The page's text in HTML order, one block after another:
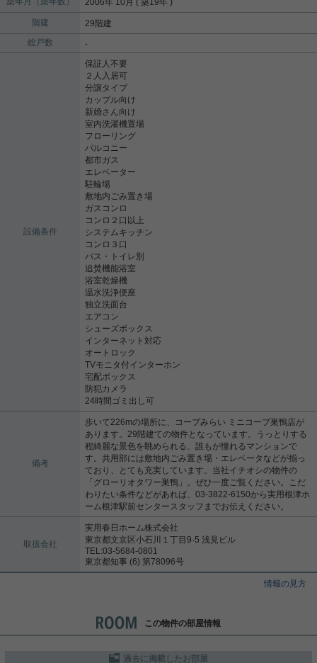
階建
29階建
総戸数
-
設備条件
保証人不要
２人入居可
分譲タイプ
カップル向け
新婚さん向け
室内洗濯機置場
フローリング
バルコニー
都市ガス
エレベーター
駐輪場
敷地内ごみ置き場
ガスコンロ
コンロ２口以上
システムキッチン
コンロ３口
バス・トイレ別
追焚機能浴室
浴室乾燥機
温水洗浄便座
独立洗面台
エアコン
シューズボックス
インターネット対応
オートロック
TVモニタ付インターホン
宅配ボックス
防犯カメラ
24時間ゴミ出し可
備考
歩いて226mの場所に、コープみらい ミニコープ巣鴨店が
あります。29階建ての物件となっています。うっとりする
程綺麗な景色を眺められる、誰もが憧れるマンションで
す。共用部には敷地内ごみ置き場・エレベータなどが揃っ
ており、とても充実しています。当社イチオシの物件の
「グローリオタワー巣鴨」。ぜひ一度ご覧ください。こだ
わりたい条件などがあれば、03-3822-6150から実用根津ホ
ーム根津駅前センタースタッフまでお伝えください。
取扱会社
実用春日ホーム株式会社
東京都文京区小石川１丁目9-5 浅見ビル
TEL:03-5684-0801
東京都知事 (6) 第78096号
情報の見方
この物件の部屋情報
過去に掲載したお部屋